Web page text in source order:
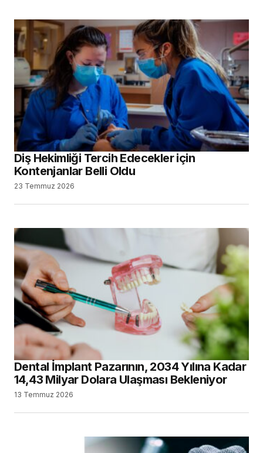
Diş Hekimliği Tercih Edecekler için
Kontenjanlar Belli Oldu
23 Temmuz 2026
Dental İmplant Pazarının, 2034 Yılına Kadar
14,43 Milyar Dolara Ulaşması Bekleniyor
13 Temmuz 2026